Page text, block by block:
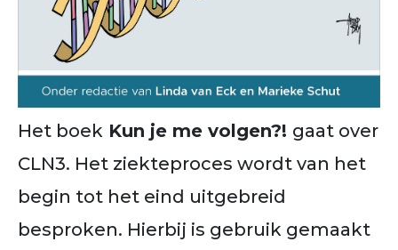
Het boek Kun je me volgen?! gaat over
CLN3. Het ziekteproces wordt van het
begin tot het eind uitgebreid
besproken. Hierbij is gebruik gemaakt